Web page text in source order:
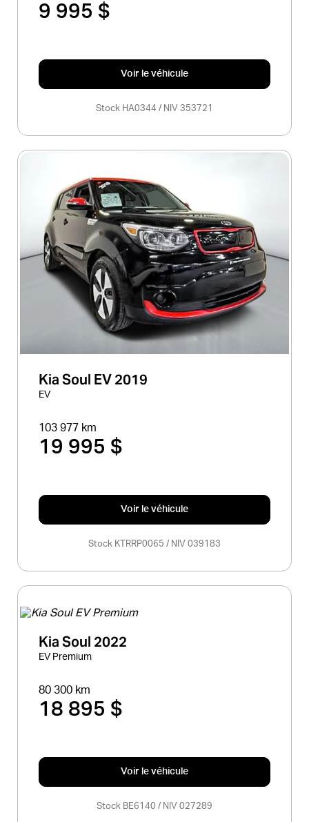
9 995 $
Voir le véhicule
Stock HA0344 / NIV 353721
Kia Soul EV 2019
EV
103 977 km
19 995 $
Voir le véhicule
Stock KTRRP0065 / NIV 039183
Kia Soul 2022
EV Premium
80 300 km
18 895 $
Voir le véhicule
Stock BE6140 / NIV 027289